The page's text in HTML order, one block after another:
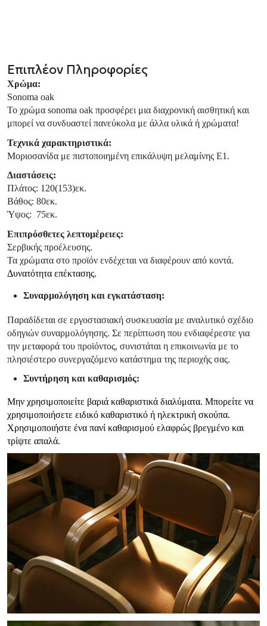
Επιπλέον Πληροφορίες
Χρώμα:
Sonoma oak
Το χρώμα sonoma oak προσφέρει μια διαχρονική αισθητική και
μπορεί να συνδυαστεί πανεύκολα με άλλα υλικά ή χρώματα!
Τεχνικά χαρακτηριστικά:
Μοριοσανίδα με πιστοποιημένη επικάλυψη μελαμίνης Ε1.
Διαστάσεις:
Πλάτος: 120(153)εκ.
Βάθος: 80εκ.
Ύψος: 75εκ.
Επιπρόσθετες λεπτομέρειες:
Σερβικής προέλευσης.
Τα χρώματα στο προϊόν ενδέχεται να διαφέρουν από κοντά.
Δυνατότητα επέκτασης.
Συναρμολόγηση και εγκατάσταση:
Παραδίδεται σε εργοστασιακή συσκευασία με αναλυτικό σχέδιο
οδηγιών συναρμολόγησης. Σε περίπτωση που ενδιαφέρεστε για
την μεταφορά του προϊόντος, συνιστάται η επικοινωνία με το
πλησιέστερο συνεργαζόμενο κατάστημα της περιοχής σας.
Συντήρηση και καθαρισμός:
Μην χρησιμοποιείτε βαριά καθαριστικά διαλύματα. Μπορείτε να
χρησιμοποιήσετε ειδικό καθαριστικό ή ηλεκτρική σκούπα.
Χρησιμοποιήστε ένα πανί καθαρισμού ελαφρώς βρεγμένο και
τρίψτε απαλά.